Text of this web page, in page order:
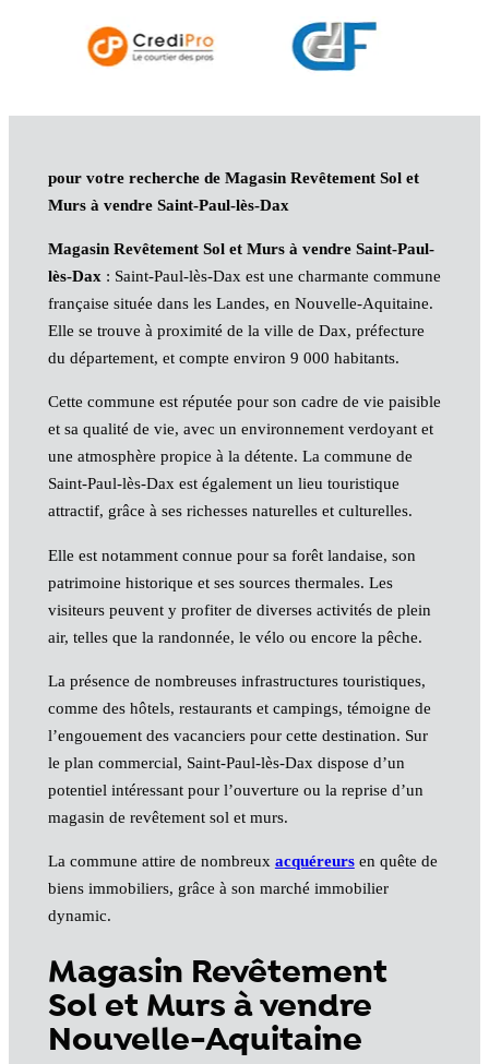
pour votre recherche de Magasin Revêtement Sol et
Murs à vendre Saint-Paul-lès-Dax
Magasin Revêtement Sol et Murs à vendre Saint-Paul-
lès-Dax: Saint-Paul-lès-Dax est une charmante commune
française située dans les Landes, en Nouvelle-Aquitaine.
Elle se trouve à proximité de la ville de Dax, préfecture
du département, et compte environ 9 000 habitants.
Cette commune est réputée pour son cadre de vie paisible
et sa qualité de vie, avec un environnement verdoyant et
une atmosphère propice à la détente. La commune de
Saint-Paul-lès-Dax est également un lieu touristique
attractif, grâce à ses richesses naturelles et culturelles.
Elle est notamment connue pour sa forêt landaise, son
patrimoine historique et ses sources thermales. Les
visiteurs peuvent y profiter de diverses activités de plein
air, telles que la randonnée, le vélo ou encore la pêche.
La présence de nombreuses infrastructures touristiques,
comme des hôtels, restaurants et campings, témoigne de
l’engouement des vacanciers pour cette destination. Sur
le plan commercial, Saint-Paul-lès-Dax dispose d’un
potentiel intéressant pour l’ouverture ou la reprise d’un
magasin de revêtement sol et murs.
La commune attire de nombreux acquéreursen quête de
biens immobiliers, grâce à son marché immobilier
dynamic.
Magasin Revêtement
Sol et Murs à vendre
Nouvelle-Aquitaine